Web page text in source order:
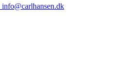
info@carlhansen.dk